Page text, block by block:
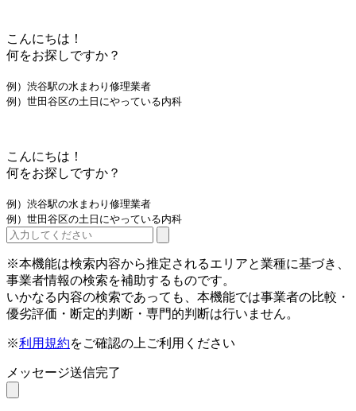
こんにちは！
何をお探しですか？
例）渋谷駅の水まわり修理業者
例）世田谷区の土日にやっている内科
こんにちは！
何をお探しですか？
例）渋谷駅の水まわり修理業者
例）世田谷区の土日にやっている内科
※本機能は検索内容から推定されるエリアと業種に基づき、
事業者情報の検索を補助するものです。
いかなる内容の検索であっても、本機能では事業者の比較・
優劣評価・断定的判断・専門的判断は行いません。
※利用規約をご確認の上ご利用ください
メッセージ送信完了